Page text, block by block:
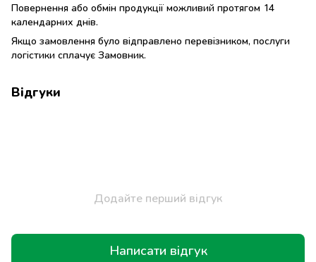
Повернення або обмін продукції можливий протягом 14
календарних днів.
Якщо замовлення було відправлено перевізником, послуги
логістики сплачує Замовник.
Відгуки
Додайте перший відгук
Написати відгук